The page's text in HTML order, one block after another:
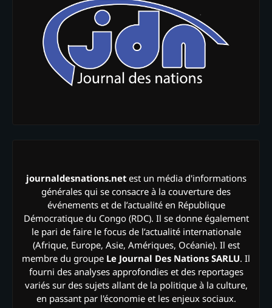
journaldesnations.netest un média d'informations
générales qui se consacre à la couverture des
événements et de l’actualité en République
Démocratique du Congo (RDC). Il se donne également
le pari de faire le focus de l’actualité internationale
(Afrique, Europe, Asie, Amériques, Océanie). Il est
membre du groupe Le Journal Des Nations SARLU. Il
fourni des analyses approfondies et des reportages
variés sur des sujets allant de la politique à la culture,
en passant par l'économie et les enjeux sociaux.